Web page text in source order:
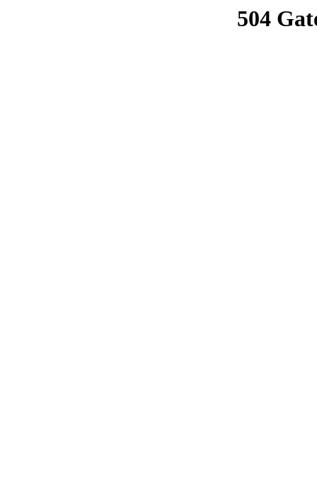
504